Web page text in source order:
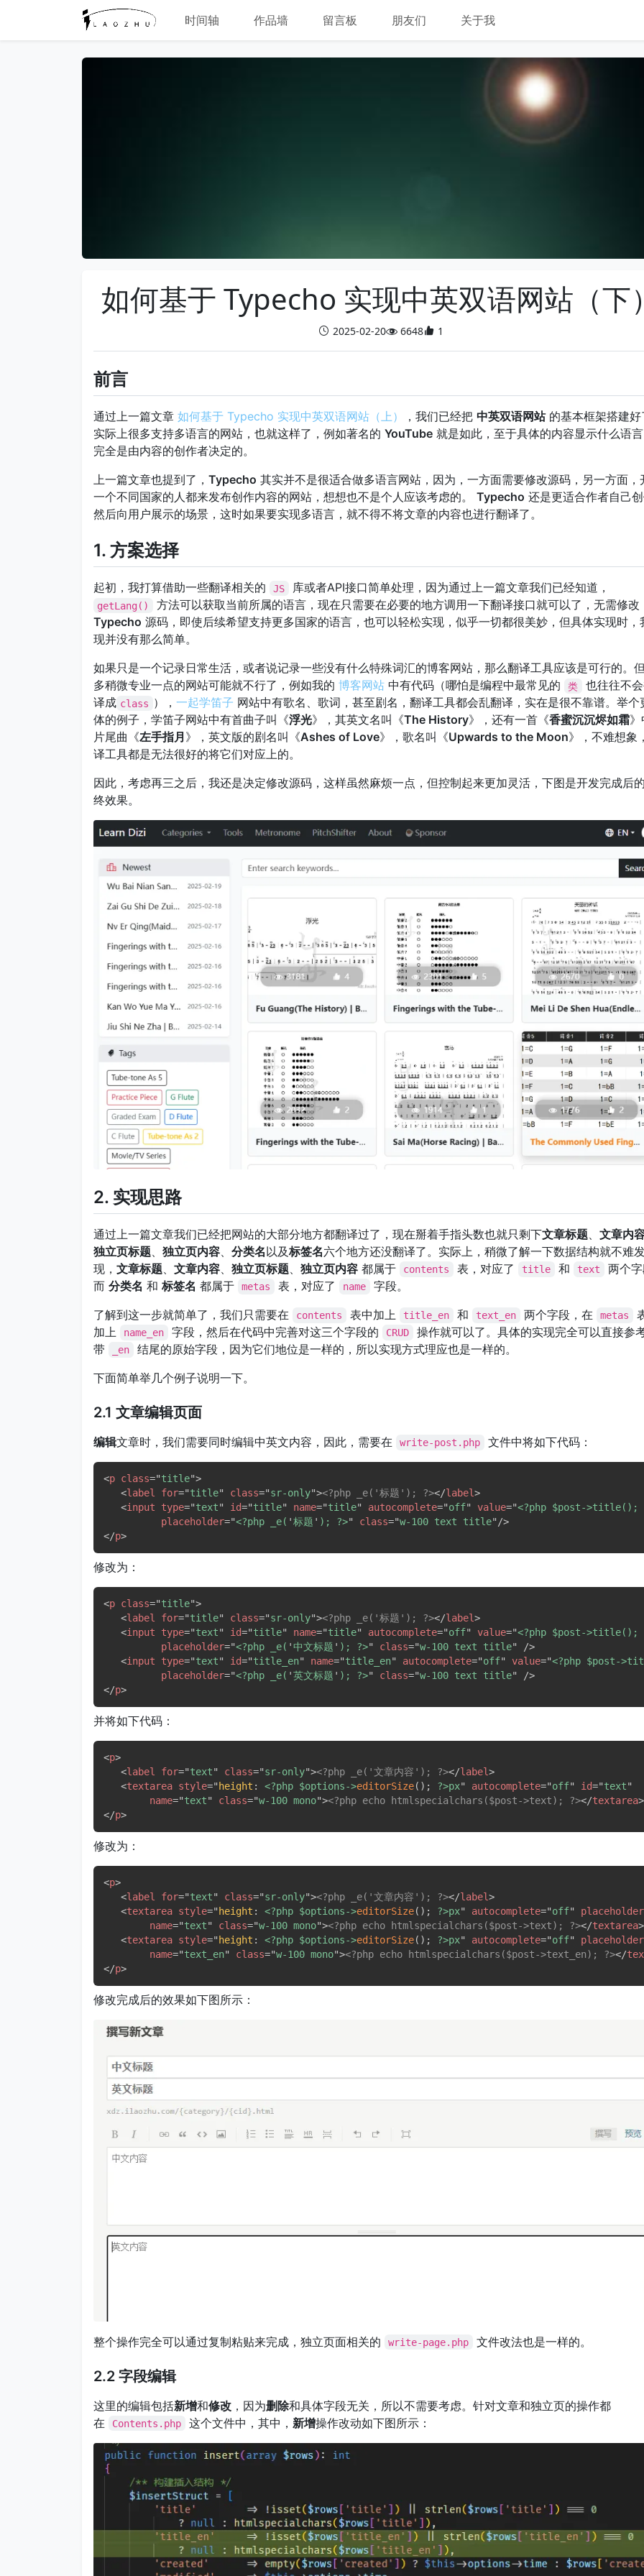
时间轴 作品墙 留言板 朋友们 关于我
如何基于 Typecho 实现中英双语网站（下）
2025-02-20 6648 1
前言
通过上一篇文章 如何基于 Typecho 实现中英双语网站（上） ，我们已经把 中英双语网站的基本框架搭建好
实际上很多支持多语言的网站，也就这样了，例如著名的 YouTube 就是如此，至于具体的内容显示什么语
完全是由内容的创作者决定的。
上一篇文章也提到了， Typecho 其实并不是很适合做多语言网站，因为，一方面需要修改源码，另一方面，
一个不同国家的人都来发布创作内容的网站，想想也不是个人应该考虑的。 Typecho 还是更适合作者自己创
然后向用户展示的场景，这时如果要实现多语言，就不得不将文章的内容也进行翻译了。
1. 方案选择
起初，我打算借助一些翻译相关的 JS 库或者API接口简单处理，因为通过上一篇文章我们已经知道，
getLang()
方法可以获取当前所属的语言，现在只需要在必要的地方调用一下翻译接口就可以了，无需修改
Typecho 源码，即使后续希望支持更多国家的语言，也可以轻松实现，似乎一切都很美妙，但具体实现时，
现并没有那么简单。
如果只是一个记录日常生活，或者说记录一些没有什么特殊词汇的博客网站，那么翻译工具应该是可行的。
多稍微专业一点的网站可能就不行了，例如我的 博客网站 中有代码（哪怕是编程中最常见的 类
也往往不
译成 class ）， 一起学笛子 网站中有歌名、歌词，甚至剧名，翻译工具都会乱翻译，实在是很不靠谱。举个
体的例子，学笛子网站中有首曲子叫《浮光》，其英文名叫《The History》，还有一首《香蜜沉沉烬如霜》
片尾曲《左手指月 》，英文版的剧名叫《Ashes of Love》，歌名叫《Upwards to the Moon》，不难想象
译工具都是无法很好的将它们对应上的。
因此，考虑再三之后，我还是决定修改源码，这样虽然麻烦一点，但控制起来更加灵活，下图是开发完成后
终效果。
2. 实现思路
通过上一篇文章我们已经把网站的大部分地方都翻译过了，现在掰着手指头数也就只剩下文章标题 文章内
独立页标题
独立页内容 分类名以及标签名六个地方还没翻译了。实际上，稍微了解一下数据结构就不难
现， 文章标题 文章内容 独立页标题 独立页内容 都属于 contents 表，对应了 title 和 text
两个字
而 分类名 和 标签名 都属于 metas 表，对应了 name
字段。
了解到这一步就简单了，我们只需要在
contents 表中加上 title_en 和 text_en 两个字段，在 metas
加上
name_en 字段，然后在代码中完善对这三个字段的 CRUD
操作就可以了。具体的实现完全可以直接参
带
_en
结尾的原始字段，因为它们地位是一样的，所以实现方式理应也是一样的。
下面简单举几个例子说明一下。
2.1 文章编辑页面
编辑文章时，我们需要同时编辑中英文内容，因此，需要在 write-post.php 文件中将如下代码：
<p class="title">
<label for="title" class="sr-only"><?php _e('标题'); ?></label>
<input type="text" id="title" name="title" autocomplete="off" value="<?php $post->title();
placeholder="<?php _e( '标题 ' ); ?>" class="w-100 text title"/>
</p>
修改为：
<p class="title">
<label for="title" class="sr-only"><?php _e('标题'); ?></label>
<input type="text" id="title" name="title" autocomplete="off" value="<?php $post->title();
placeholder="<?php _e( '中文标题 ' ); ?>" class="w-100 text title"
/>
<input type="text" id="title_en" name="title_en" autocomplete="off" value="<?php $post-
placeholder="<?php _e( '英文标题 ' ); ?>" class="w-100 text title"
/>
</p>
并将如下代码：
<p>
<label for="text" class="sr-only"><?php _e('文章内容'); ?></label>
<textarea style=" height : <?php $options->editorSize( ) ; ?>px" autocomplete="off" id="text"
name="text" class="w-100 mono"><?php echo htmlspecialchars($post->text); ?></textarea>
</p>
修改为：
<p>
<label for="text" class="sr-only"><?php _e('文章内容'); ?></label>
<textarea style=" height : <?php $options->editorSize( ) ; ?>px" autocomplete="off" placeholder
name="text" class="w-100 mono"><?php echo htmlspecialchars($post->text); ?></textarea>
<textarea style=" height : <?php $options->editorSize( ) ; ?>px" autocomplete="off" placeholder
name="text_en" class="w-100 mono"><?php echo htmlspecialchars($post->text_en); ?></
</p>
修改完成后的效果如下图所示：
整个操作完全可以通过复制粘贴来完成，独立页面相关的 write-page.php 文件改法也是一样的。
2.2 字段编辑
这里的编辑包括新增和修改 ，因为删除和具体字段无关，所以不需要考虑。针对文章和独立页的操作都
在
Contents.php 这个文件中，其中， 新增操作改动如下图所示：